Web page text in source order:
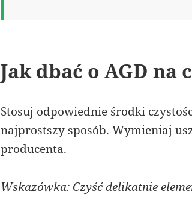
Jak dbać o AGD na
Stosuj odpowiednie środki
najprostszy sposób. Wymieniaj
producenta.
Wskazówka: Czyść delikatnie